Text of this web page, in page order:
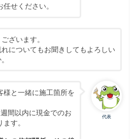
せください。
ざいます。
についてもお聞きしてもよろしい
代表
様と一緒に施工箇所を
間以内に現金でのお
す。